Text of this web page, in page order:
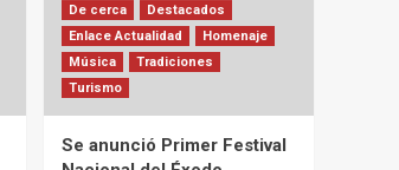
De cerca
Destacados
Enlace Actualidad
Homenaje
Música
Tradiciones
Turismo
Se anunció Primer Festival